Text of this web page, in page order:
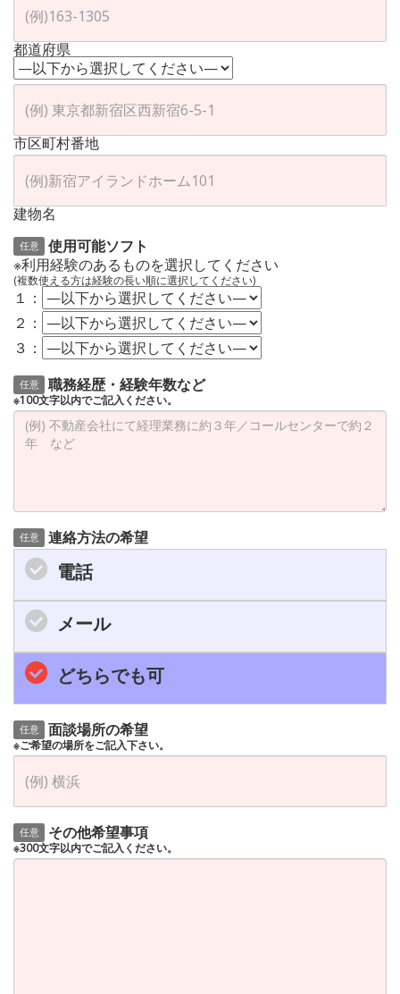
都道府県
市区町村番地
建物名
任意
使用可能ソフト
※利用経験のあるものを選択してください
(複数使える方は経験の長い順に選択してください)
１：
２：
３：
任意 職務経歴・経験年数など
※100文字以内でご記入ください。
任意 連絡方法の希望
電話
メール
どちらでも可
任意 面談場所の希望
※ご希望の場所をご記入下さい。
任意 その他希望事項
※300文字以内でご記入ください。